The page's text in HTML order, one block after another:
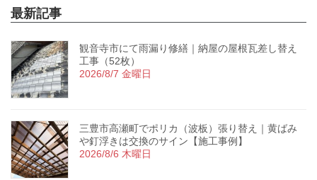
最新記事
観音寺市にて雨漏り修繕｜納屋の屋根瓦差し替え
工事（52枚）
2026/8/7 金曜日
三豊市高瀬町でポリカ（波板）張り替え｜黄ばみ
や釘浮きは交換のサイン【施工事例】
2026/8/6 木曜日